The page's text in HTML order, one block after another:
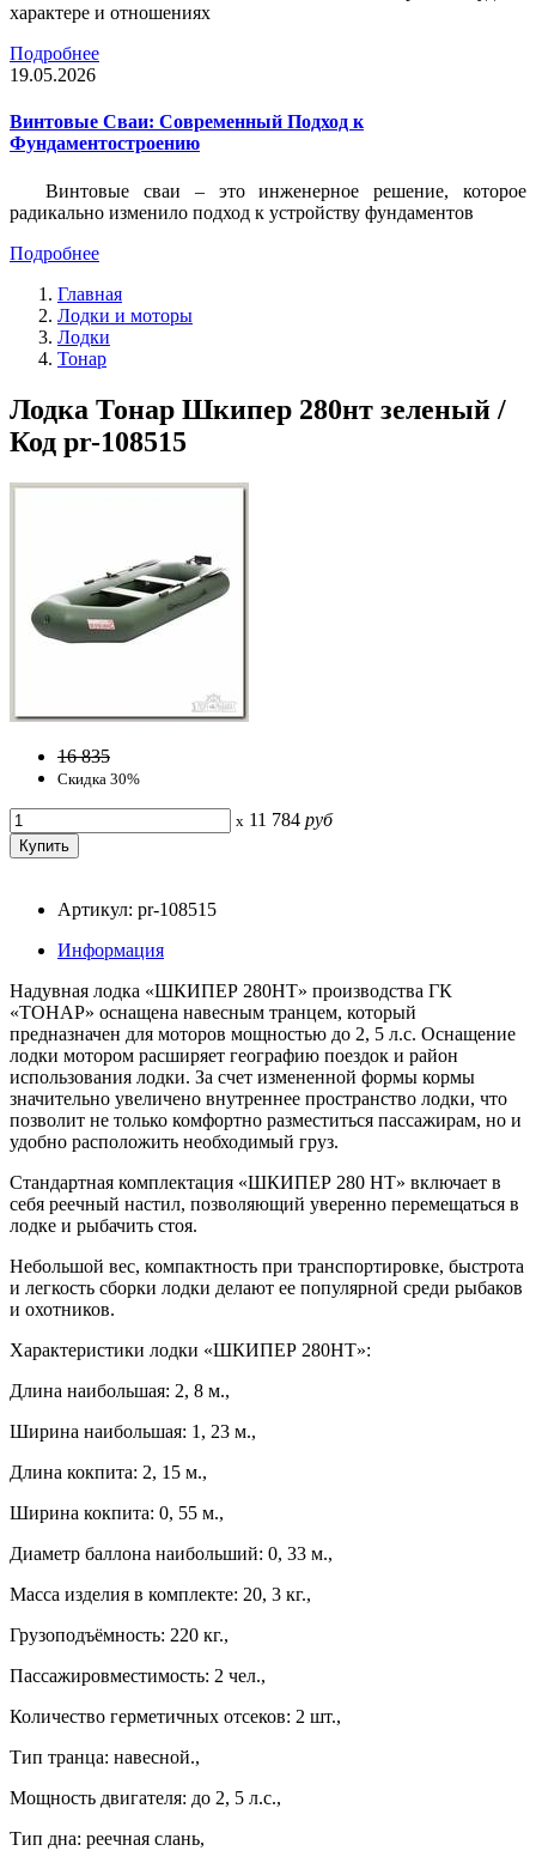
характере и отношениях
Подробнее
19.05.2026
Винтовые Сваи: Современный Подход к
Фундаментостроению
Винтовые сваи – это инженерное решение, которое
радикально изменило подход к устройству фундаментов
Подробнее
Главная
Лодки и моторы
Лодки
Тонар
Лодка Тонар Шкипер 280нт зеленый /
Код pr-108515
16 835
Скидка 30%
x 11 784 руб
Артикул: pr-108515
Информация
Надувная лодка «ШКИПЕР 280НТ» производства ГК
«ТОНАР» оснащена навесным транцем, который
предназначен для моторов мощностью до 2, 5 л.с. Оснащение
лодки мотором расширяет географию поездок и район
использования лодки. За счет измененной формы кормы
значительно увеличено внутреннее пространство лодки, что
позволит не только комфортно разместиться пассажирам, но и
удобно расположить необходимый груз.
Стандартная комплектация «ШКИПЕР 280 НТ» включает в
себя реечный настил, позволяющий уверенно перемещаться в
лодке и рыбачить стоя.
Небольшой вес, компактность при транспортировке, быстрота
и легкость сборки лодки делают ее популярной среди рыбаков
и охотников.
Характеристики лодки «ШКИПЕР 280НТ»:
Длина наибольшая: 2, 8 м.,
Ширина наибольшая: 1, 23 м.,
Длина кокпита: 2, 15 м.,
Ширина кокпита: 0, 55 м.,
Диаметр баллона наибольший: 0, 33 м.,
Масса изделия в комплекте: 20, 3 кг.,
Грузоподъёмность: 220 кг.,
Пассажировместимость: 2 чел.,
Количество герметичных отсеков: 2 шт.,
Тип транца: навесной.,
Мощность двигателя: до 2, 5 л.с.,
Тип дна: реечная слань,